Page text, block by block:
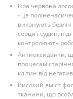
Ікра червона
- це
виконують
серця і судин,
контролюють
Антиоксиданти,
процесам
клітин від
Високий вміст
тканини, що